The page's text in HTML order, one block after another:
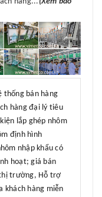
thống bán hàng
hàng đại lý tiêu
lắp ghép nhôm
định hình
nhập khẩu có
hoạt; giá bán
trường, Hỗ trợ
khách hàng miễn